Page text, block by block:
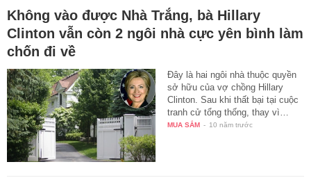
Không vào được Nhà Trắng, bà Hillary
Clinton vẫn còn 2 ngôi nhà cực yên bình làm
chốn đi về
Đây là hai ngôi nhà thuộc quyền
sở hữu của vợ chồng Hillary
Clinton. Sau khi thất bại tại cuộc
tranh cử tổng thống, thay vì…
MUA SẮM - 10 năm trước